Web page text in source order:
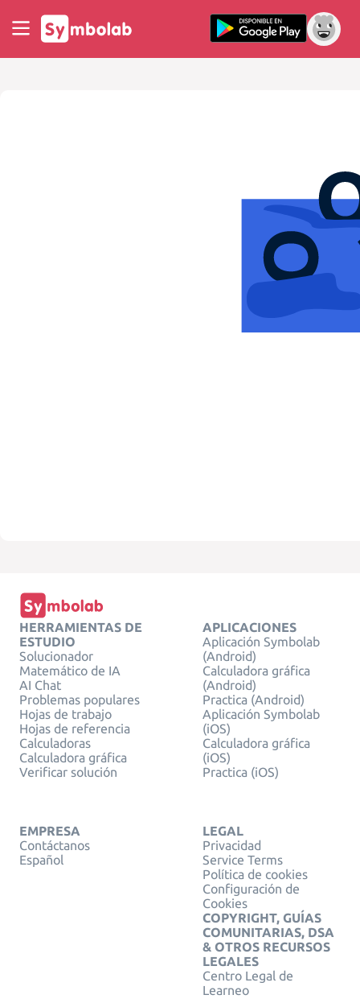
HERRAMIENTAS DE
ESTUDIO
Solucionador
Matemático de IA
AI Chat
Problemas populares
Hojas de trabajo
Hojas de referencia
Calculadoras
Calculadora gráfica
Verificar solución
APLICACIONES
Aplicación Symbolab
(Android)
Calculadora gráfica
(Android)
Practica (Android)
Aplicación Symbolab
(iOS)
Calculadora gráfica
(iOS)
Practica (iOS)
EMPRESA
Contáctanos
Español
LEGAL
Privacidad
Service Terms
Política de cookies
Configuración de
Cookies
COPYRIGHT, GUÍAS
COMUNITARIAS, DSA
& OTROS RECURSOS
LEGALES
Centro Legal de
Learneo